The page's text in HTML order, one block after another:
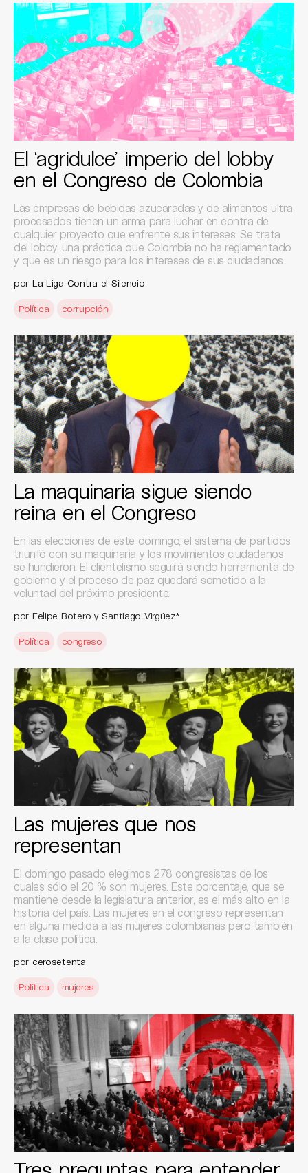
El ‘agridulce’ imperio del lobby
en el Congreso de Colombia
Las empresas de bebidas azucaradas y de alimentos ultra
procesados tienen un arma para luchar en contra de
cualquier proyecto que enfrente sus intereses. Se trata
del lobby, una práctica que Colombia no ha reglamentado
y que es un riesgo para los intereses de sus ciudadanos.
por La Liga Contra el Silencio
Política corrupción
La maquinaria sigue siendo
reina en el Congreso
En las elecciones de este domingo, el sistema de partidos
triunfó con su maquinaria y los movimientos ciudadanos
se hundieron. El clientelismo seguirá siendo herramienta de
gobierno y el proceso de paz quedará sometido a la
voluntad del próximo presidente.
por Felipe Botero y Santiago Virgüez*
Política congreso
Las mujeres que nos
representan
El domingo pasado elegimos 278 congresistas de los
cuales sólo el 20 % son mujeres. Este porcentaje, que se
mantiene desde la legislatura anterior, es el más alto en la
historia del país. Las mujeres en el congreso representan
en alguna medida a las mujeres colombianas pero también
a la clase política.
por cerosetenta
Política mujeres